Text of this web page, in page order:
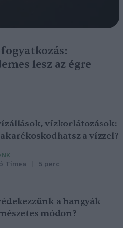
lesz az égre
vízkorlátozások:
a vízzel?
Tímea 5 perc
a hangyák
módon?